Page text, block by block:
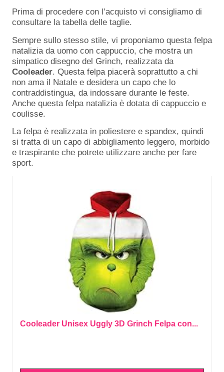
Prima di procedere con l’acquisto vi consigliamo di
consultare la tabella delle taglie.
Sempre sullo stesso stile, vi proponiamo questa felpa
natalizia da uomo con cappuccio, che mostra un
simpatico disegno del Grinch, realizzata da
Cooleader. Questa felpa piacerà soprattutto a chi
non ama il Natale e desidera un capo che lo
contraddistingua, da indossare durante le feste.
Anche questa felpa natalizia è dotata di cappuccio e
coulisse.
La felpa è realizzata in poliestere e spandex, quindi
si tratta di un capo di abbigliamento leggero, morbido
e traspirante che potrete utilizzare anche per fare
sport.
Cooleader Unisex Uggly 3D Grinch Felpa con...